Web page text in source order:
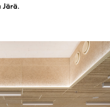
Järä.